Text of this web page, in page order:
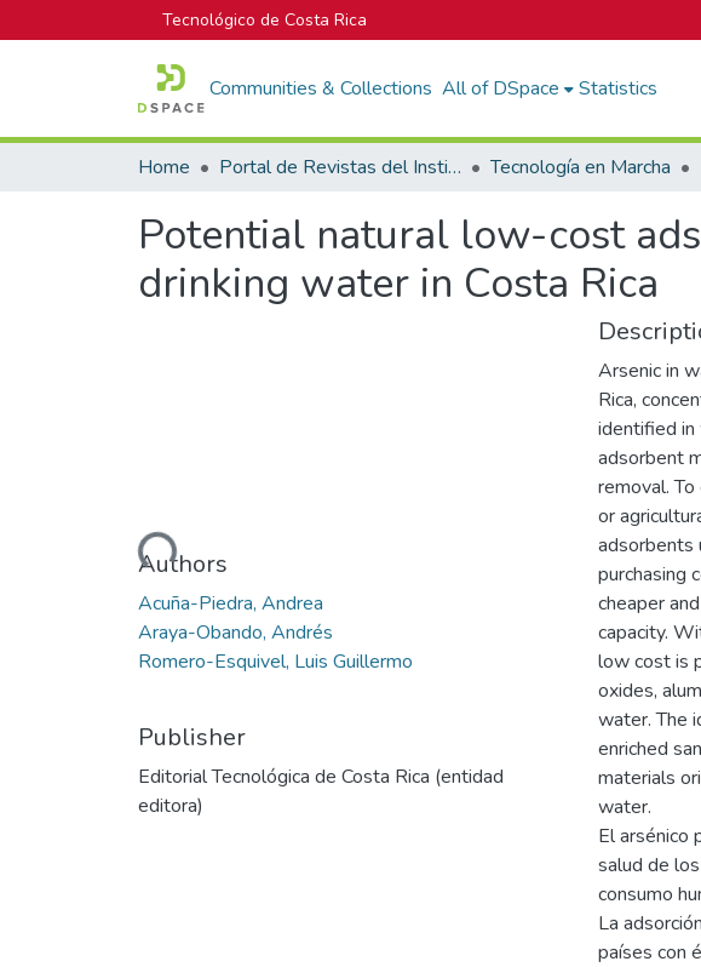
Tecnológico de Costa Rica
Communities & Collections All of DSpace Statistics
Home Portal de Revistas del Instituto Tecnológico de Costa Rica Tecnología en Marcha
Potential natural low-cost
drinking water in Costa Rica
Loading...
Authors
Acuña-Piedra, Andrea
Araya-Obando, Andrés
Romero-Esquivel, Luis Guillermo
Publisher
Editorial Tecnológica de Costa Rica (entidad
editora)
Arsenic in
Rica,
identified in
adsorbent
removal.
or
adsorbents
purchasing
cheaper
capacity.
low cost is
oxides,
water. The
enriched
materials
water.
El arsénico
salud de
consumo
La
países con